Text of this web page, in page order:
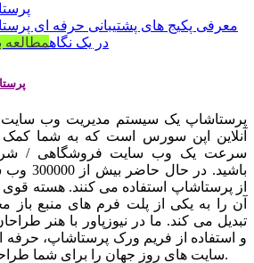
معرفی پکیج های پشتیبانی حرفه ای
در یک نگاهمطالعه
پرستاشاپ یک سیستم مدیریت وب
آنلاین اپن سورس است که به شما
سرعت یک وب سایت فروشگاهی /
باشید. در
از پرستاشاپ استفاده می کنند. هسته
آن را به یکی از پلت فرم های منبع باز
تبدیل می کند. ما در نیوزپاور با هنر
و استفاده از فریم ورک پرستاشاپ،
سایت های روز جهان را برای شما طراحی می کنیم.